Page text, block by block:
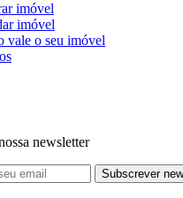
imóvel
imóvel
vale o seu imóvel
newsletter
Subscrever